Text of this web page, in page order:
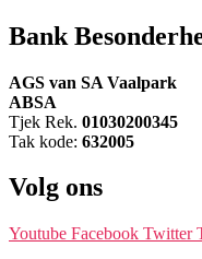
Bank
AGS van SA Vaalpark
ABSA
Tjek Rek. 01030200345
Tak kode: 632005
Volg ons
Youtube Facebook Twitter